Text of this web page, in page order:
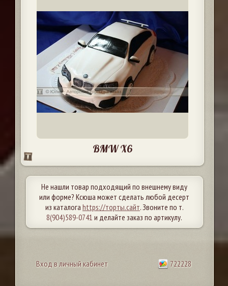
BMW X6
Не нашли товар подходящий по внешнему виду
или форме? Ксюша может сделать любой десерт
из каталога https://торты.сайт. Звоните по т.
8(904)589-0741 и делайте заказ по артикулу.
Вход в личный кабинет 722228